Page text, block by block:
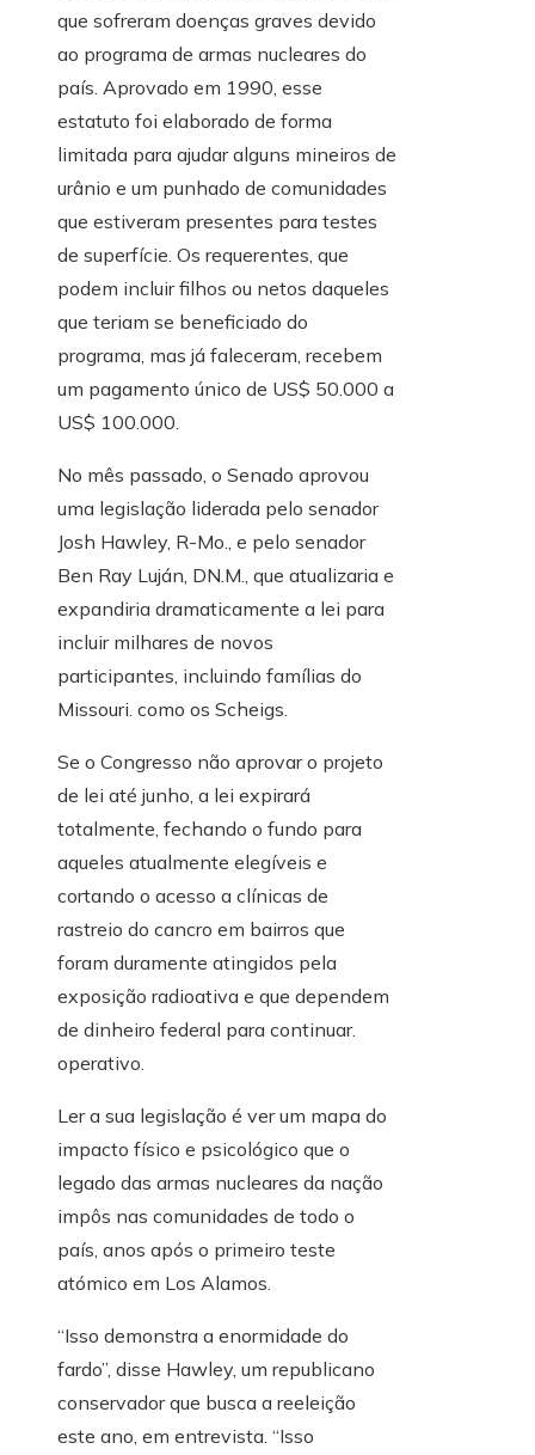
que sofreram doenças graves devido
ao programa de armas nucleares do
país. Aprovado em 1990, esse
estatuto foi elaborado de forma
limitada para ajudar alguns mineiros de
urânio e um punhado de comunidades
que estiveram presentes para testes
de superfície. Os requerentes, que
podem incluir filhos ou netos daqueles
que teriam se beneficiado do
programa, mas já faleceram, recebem
um pagamento único de US$ 50.000 a
US$ 100.000.
No mês passado, o Senado aprovou
uma legislação liderada pelo senador
Josh Hawley, R-Mo., e pelo senador
Ben Ray Luján, DN.M., que atualizaria e
expandiria dramaticamente a lei para
incluir milhares de novos
participantes, incluindo famílias do
Missouri. como os Scheigs.
Se o Congresso não aprovar o projeto
de lei até junho, a lei expirará
totalmente, fechando o fundo para
aqueles atualmente elegíveis e
cortando o acesso a clínicas de
rastreio do cancro em bairros que
foram duramente atingidos pela
exposição radioativa e que dependem
de dinheiro federal para continuar.
operativo.
Ler a sua legislação é ver um mapa do
impacto físico e psicológico que o
legado das armas nucleares da nação
impôs nas comunidades de todo o
país, anos após o primeiro teste
atómico em Los Alamos.
“Isso demonstra a enormidade do
fardo”, disse Hawley, um republicano
conservador que busca a reeleição
este ano, em entrevista. “Isso